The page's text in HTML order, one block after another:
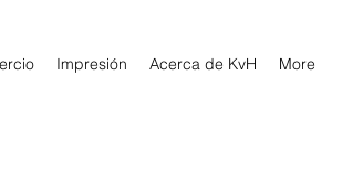
Impresión Acerca de KvH More